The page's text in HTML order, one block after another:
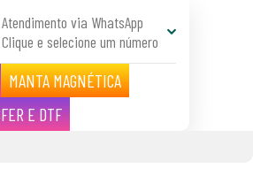
Atendimento via WhatsApp
Clique e selecione um número
MANTA MAGNÉTICA
E DTF